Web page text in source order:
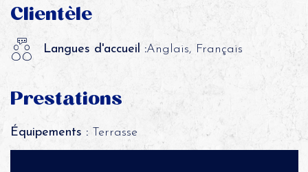
Clientèle
Langues d'accueil :Anglais, Français
Prestations
Équipements :Terrasse